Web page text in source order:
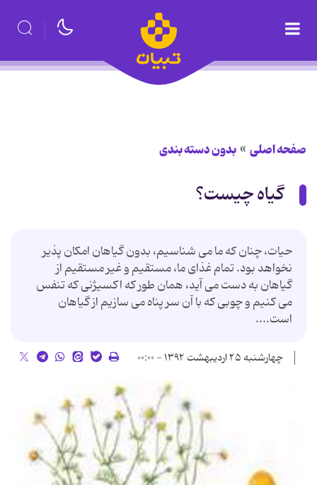
صفحه اصلی بدون دسته بندی
گیاه چیست؟
حیات، چنان که ما می شناسیم، بدون گیاهان امکان پذیر
نخواهد بود. تمام غذای ما، مستقیم و غیر مستقیم از
گیاهان به دست می آید، همان طور که اکسیژنی که تنفس
می کنیم و چوبی که با آن سر پناه می سازیم از گیاهان
است....
چهارشنبه ۲۵ اردیبهشت ۱۳۹۲ - ۰۰:۰۰